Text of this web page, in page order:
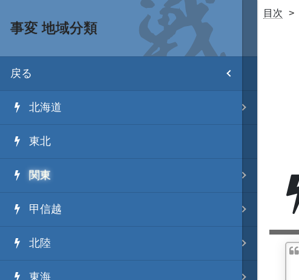
目次
武将 読み一覧
姫 読み一覧
家宝 分類一覧
城 地域分類
合戦 地域分類
事変 地域分類
事変 地域分類
戻る
北海道
東北
関東
甲信越
北陸
東海
目次